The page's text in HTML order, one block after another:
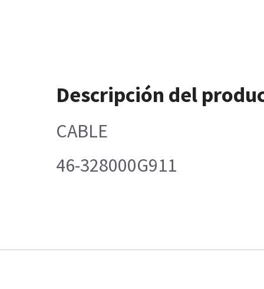
Descripción del
CABLE
46-328000G911